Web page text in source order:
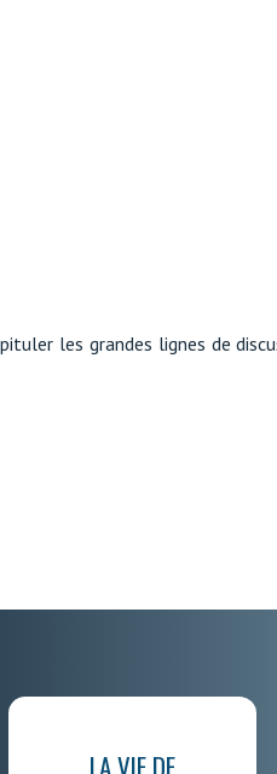
les grandes lignes de
LA VIE DE